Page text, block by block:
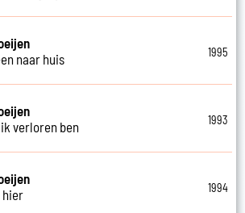
naar huis
1995
verloren ben
1993
hier
1994